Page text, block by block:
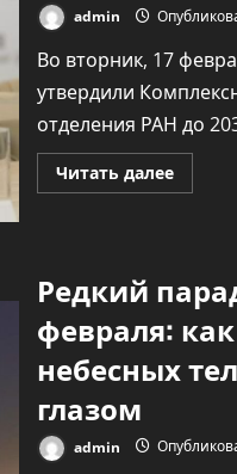
admin
Во вторник, 17
утвердили
отделения РАН до
Читать далее
больше
СО
РАН
до
2035
Редкий
февраля:
небесных
глазом
admin